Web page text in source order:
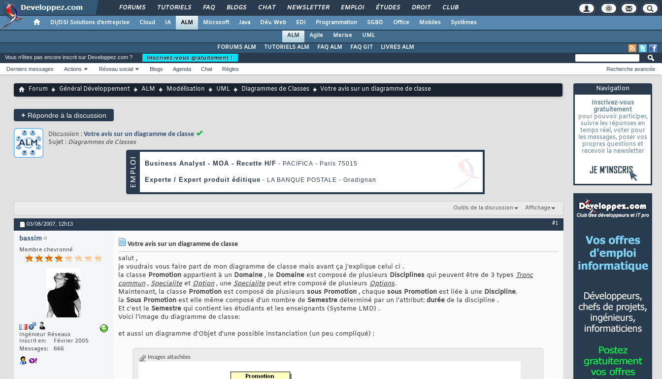
FORUMS TUTORIELS FAQ BLOGS CHAT NEWSLETTER EMPLOI ÉTUDES DROIT CLUB
DI/DSI Solutions d'entreprise Cloud IA ALM Microsoft Java Dév. Web EDI Programmation SGBD Office Mobiles
Systèmes
ALM
Agile Merise
UML
FORUMS ALM
TUTORIELS ALM FAQ ALM FAQ GIT LIVRES ALM
Navigation
Inscrivez-vous
gratuitement
pour pouvoir participer,
suivre les réponses en
temps réel, voter pour
les messages, poser vos
propres questions et
recevoir la newsletter
Vous n'êtes pas encore inscrit sur Developpez.com ?
Inscrivez-vous gratuitement !
Derniers messages
Actions Réseau social Blogs Agenda Chat Règles Recherche avancée
Forum Général Développement ALM Modélisation UML Diagrammes de Classes Votre avis sur un diagramme de classe
+ Répondre à la discussion
Discussion : Votre avis sur un diagramme de classe
Sujet : Diagrammes de Classes
Outils de la discussion Affichage
03/06/2007, 12h13 #1
bassim
Membre chevronné
Ingénieur Réseaux
Inscrit en
Février 2005
Messages
666
Votre avis sur un diagramme de classe
salut ,
je voudrais vous faire part de mon diagramme de classe mais avant ça j'explique celui ci .
la classe Promotion appartient à un Domaine , le Domaine est composé de plusieurs Disciplines qui peuvent être de 3 types Tronc
commun, Specialite et Option, une Specialite peut etre composé de plusieurs Options.
Maintenant, la classe Promotion est composé de plusieurs sous Promotion , chaque sous Promotion est liée à une Discipline.
la Sous Promotion est elle même composé d'un nombre de Semestre déterminé par un l'attribut: durée de la discipline .
Et c'est le Semestre qui contient les étudiants et les enseignants (Systeme LMD) .
Voici l'image du diagramme de classe:
et aussi un diagramme d'Objet d'une possible instanciation (un peu compliqué) :
Images attachées